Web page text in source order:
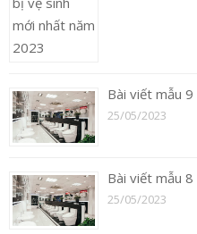
Bài viết mẫu 9
25/05/2023
Bài viết mẫu 8
25/05/2023